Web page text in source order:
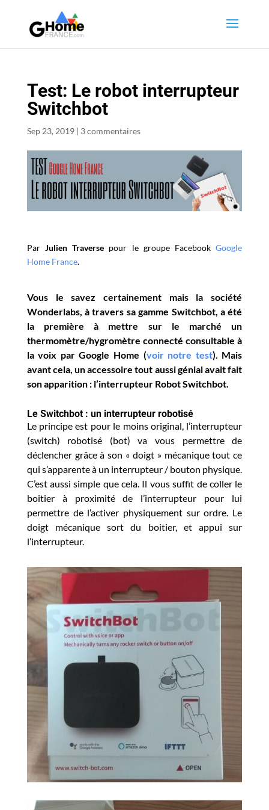
Test: Le robot interrupteur
Switchbot
Sep 23, 2019| 3 commentaires
Par Julien Traverse pour le groupe FacebookGoogle
Home France.
Vous le savez certainement mais la société
Wonderlabs, à travers sa gamme Switchbot, a été
la première à mettre sur le marché un
thermomètre/hygromètre connecté consultable à
la voix par Google Home (voir notre test). Mais
avant cela, un accessoire tout aussi génial avait fait
son apparition : l’interrupteur Robot Switchbot.
Le Switchbot : un interrupteur robotisé
Le principe est pour le moins original, l’interrupteur
(switch) robotisé (bot) va vous permettre de
déclencher grâce à son « doigt » mécanique tout ce
qui s’apparente à un interrupteur / bouton physique.
C’est aussi simple que cela. Il vous suffit de coller le
boitier à proximité de l’interrupteur pour lui
permettre de l’activer physiquement sur ordre. Le
doigt mécanique sort du boitier, et appui sur
l’interrupteur.